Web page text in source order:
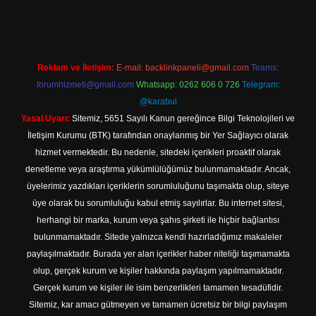
Reklam ve İletişim: E-mail: backlinkpaneli@gmail.com Teams:
forumhizmeti@gmail.com Whatsapp: 0262 606 0 726 Telegram:
@karabul
Yasal Uyarı: Sitemiz, 5651 Sayılı Kanun gereğince Bilgi Teknolojileri ve
İletişim Kurumu (BTK) tarafından onaylanmış bir Yer Sağlayıcı olarak
hizmet vermektedir. Bu nedenle, sitedeki içerikleri proaktif olarak
denetleme veya araştırma yükümlülüğümüz bulunmamaktadır. Ancak,
üyelerimiz yazdıkları içeriklerin sorumluluğunu taşımakta olup, siteye
üye olarak bu sorumluluğu kabul etmiş sayılırlar. Bu internet sitesi,
herhangi bir marka, kurum veya şahıs şirketi ile hiçbir bağlantısı
bulunmamaktadır. Sitede yalnızca kendi hazırladığımız makaleler
paylaşılmaktadır. Burada yer alan içerikler haber niteliği taşımamakta
olup, gerçek kurum ve kişiler hakkında paylaşım yapılmamaktadır.
Gerçek kurum ve kişiler ile isim benzerlikleri tamamen tesadüfidir.
Sitemiz, kar amacı gütmeyen ve tamamen ücretsiz bir bilgi paylaşım